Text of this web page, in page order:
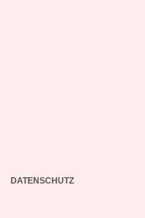
DATENSCHUTZ